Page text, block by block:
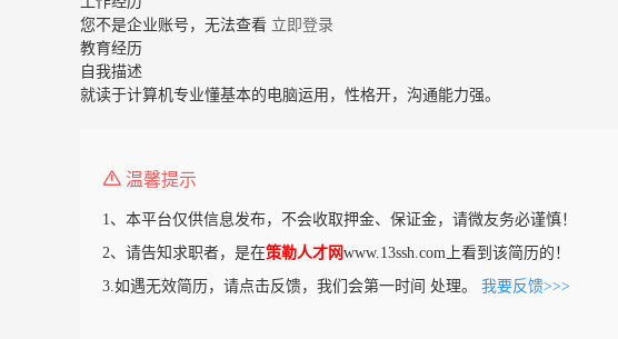
您不是企业账号，无法查看 立即登录
教育经历
自我描述
就读于计算机专业懂基本的电脑运用，性格开，沟通能力强。
温馨提示
1、本平台仅供信息发布，不会收取押金、保证金，请微友务必谨慎！
2、请告知求职者，是在策勒人才网www.13ssh.com上看到该简历的！
3.如遇无效简历，请点击反馈，我们会第一时间 处理。 我要反馈>>>